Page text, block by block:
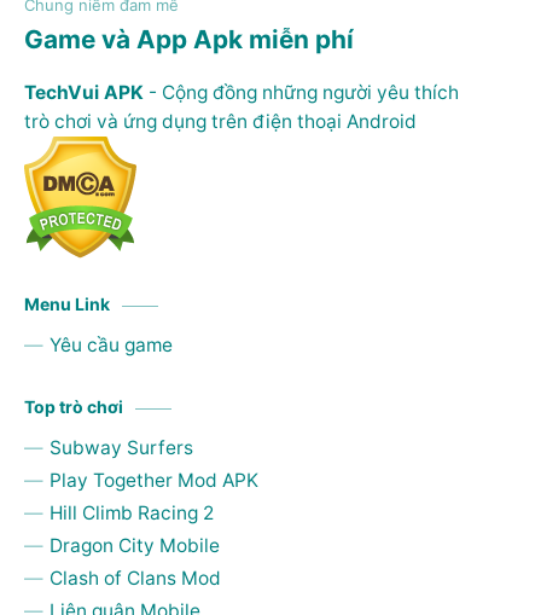
Game và App Apk miễn phí
TechVui APK - Cộng đồng những người yêu thích
trò chơi và ứng dụng trên điện thoại Android
Menu Link
Yêu cầu game
Top trò chơi
Subway Surfers
Play Together Mod APK
Hill Climb Racing 2
Dragon City Mobile
Clash of Clans Mod